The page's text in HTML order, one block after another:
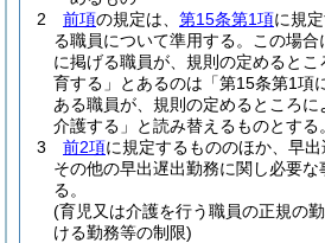
2
前項の規定は、 第15条第1項に規
る職員について準用する。
この場合
に掲げる職員が、規則の定めると
育する」とあるのは「第15条第1項
ある職員が、規則の定めるところ
介護する」と読み替えるものとする。
3
前2項に規定するもののほか、早
その他の早出遅出勤務に関し必要
る。
(育児又は介護を行う職員の正規の
ける勤務等の制限)